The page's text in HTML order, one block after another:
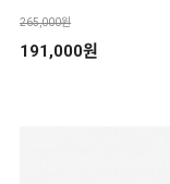
265,000원
191,000원